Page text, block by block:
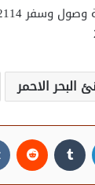
راكب بموانيها.
البحر الاحمر
لينكدإن